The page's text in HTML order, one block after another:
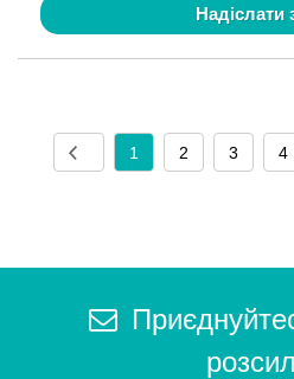
Надіслати
1 2 3 4